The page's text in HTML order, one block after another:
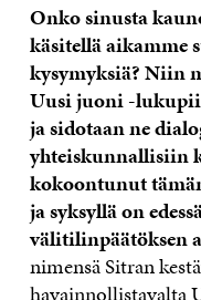
Onko sinusta
käsitellä aikamme
kysymyksiä? Niin
Uusi juoni -
ja sidotaan ne
yhteiskunnallisiin
kokoontunut
ja syksyllä on
välitilinpäätöksen
nimensä Sitran
havainnollistavalta